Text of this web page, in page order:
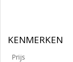
KENMERKEN
Prijs